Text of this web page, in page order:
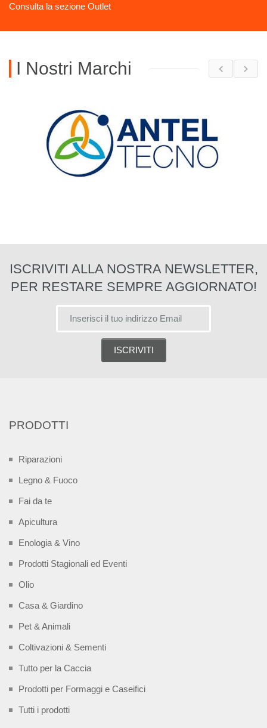
Consulta la sezione Outlet
I Nostri Marchi
ISCRIVITI ALLA NOSTRA NEWSLETTER,
PER RESTARE SEMPRE AGGIORNATO!
PRODOTTI
Riparazioni
Legno & Fuoco
Fai da te
Apicultura
Enologia & Vino
Prodotti Stagionali ed Eventi
Olio
Casa & Giardino
Pet & Animali
Coltivazioni & Sementi
Tutto per la Caccia
Prodotti per Formaggi e Caseifici
Tutti i prodotti